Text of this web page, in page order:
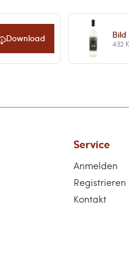
Download Bild
432
Service
Anmelden
Registrieren
Kontakt